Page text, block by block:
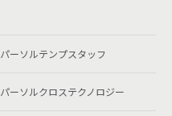
パーソルテンプスタッフ
パーソルクロステクノロジー